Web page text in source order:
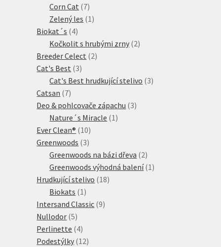
produkty
Corn Cat 77
produktů
Zelený les 1 1
Biokat´s 44
produkty
Kočkolit s hrubými zrny 22
Breeder Celect 22
Cat's Best 33
produkty
Cat's Best hrudkující stelivo 33
Catsan 77
produktů
Deo & pohlcovače zápachu 33
Nature´s Miracle 1 1
Ever Clean® 1010
produktů
Greenwoods 33
produkty
Greenwoods na bázi dřeva 22
produkty
Greenwoods výhodná balení 1 1
Hrudkující stelivo 1818
Biokats 1 1
produkt
Intersand Classic 99
Nullodor 55
produktů
Perlinette 44
produkty
Podestýlky 1212